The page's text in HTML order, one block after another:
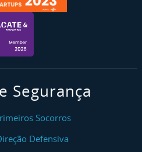
Segurança
Socorros
Defensiva